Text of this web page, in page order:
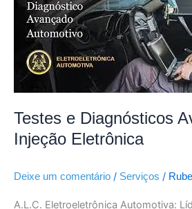
Testes e Diagnósticos
Injeção Eletrônica
Deixe um comentário / Serviços /
A.L.C. Eletroeletrônica Automotiva:
Diagnósticos
Avançados
para
Injeção
Eletrônica